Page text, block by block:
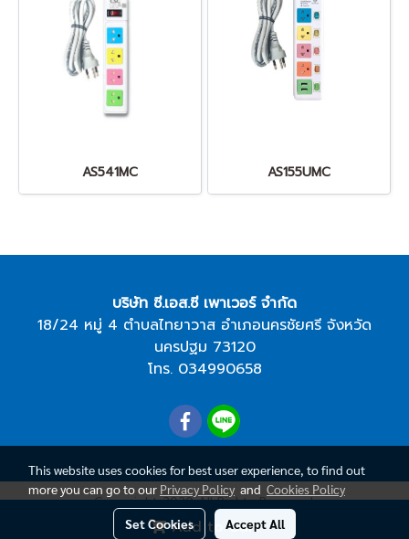
Add to Cart
AS541MC AS155UMC
บริษัท ซี.เอส.ซี เพาเวอร์ จำกัด
18/24 หมู่ 4 ตำบลไทยาวาส อำเภอนครชัยศรี จังหวัด
นครปฐม 73120
โทร. 034990658
Copy right 2020 All Rights Reserved.
Visitors
524,882
This website uses cookies for best user experience, to find out
more you can go to our Privacy Policy and Cookies Policy
Set Cookies Accept All